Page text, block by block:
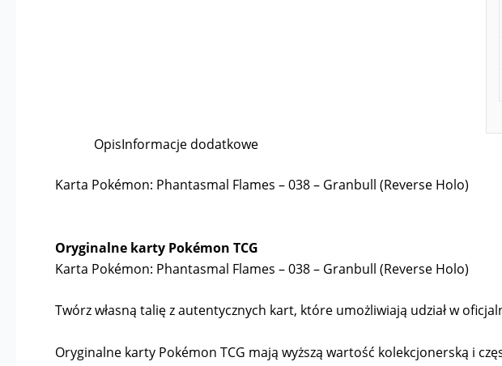
OpisInformacje dodatkowe
Karta Pokémon: Phantasmal Flames – 038 – Granbull (Reverse Holo)
Oryginalne karty Pokémon TCG
Karta Pokémon: Phantasmal Flames – 038 – Granbull (Reverse Holo)
Twórz własną talię z autentycznych kart, które umożliwiają udział w
Oryginalne karty Pokémon TCG mają wyższą wartość kolekcjonerską i